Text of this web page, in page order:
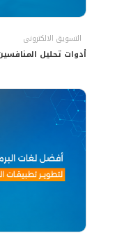
التسويق الالكترونى
أدوات تحليل